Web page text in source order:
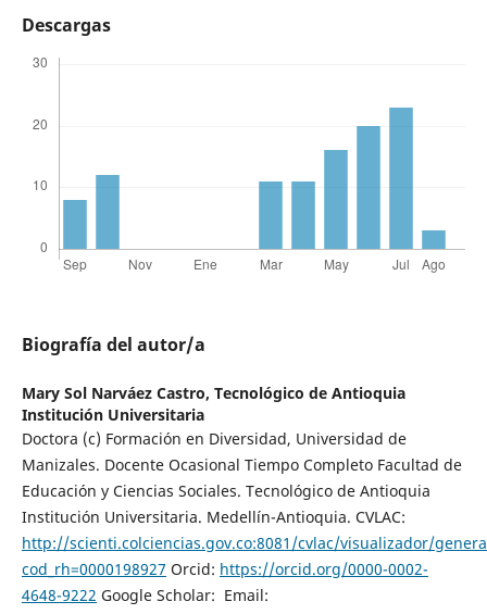
Descargas
Biografía del autor/a
Mary Sol Narváez Castro, Tecnológico de Antioquia
Institución Universitaria
Doctora (c) Formación en Diversidad, Universidad de
Manizales. Docente Ocasional Tiempo Completo Facultad de
Educación y Ciencias Sociales. Tecnológico de Antioquia
Institución Universitaria. Medellín-Antioquia. CVLAC:
http://scienti.colciencias.gov.co:8081/cvlac/visualizador/
cod_rh=0000198927 Orcid: https://orcid.org/0000-0002-
4648-9222 Google Scholar: Email: